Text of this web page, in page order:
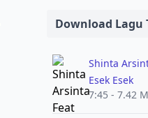
Download Lagu
Shinta
Esek Esek
7:45 - 7.42